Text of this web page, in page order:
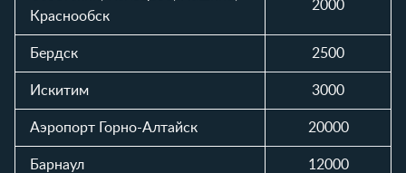
Краснообск
2000
Бердск 2500
Искитим 3000
Аэропорт Горно-Алтайск 20000
Барнаул 12000